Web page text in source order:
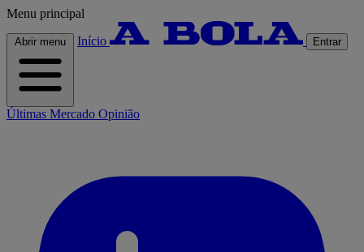
Menu principal
Abrir menu Início Entrar
Últimas Mercado Opinião